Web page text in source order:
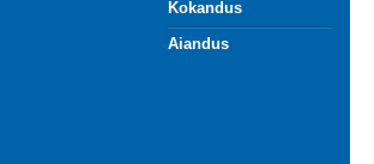
Kokandus
Aiandus